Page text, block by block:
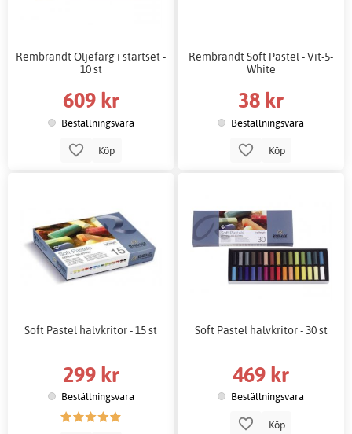
Rembrandt Oljefärg i startset -
10 st
609 kr
Beställningsvara
Köp
Rembrandt Soft Pastel - Vit-5-
White
38 kr
Beställningsvara
Köp
Soft Pastel halvkritor - 15 st
299 kr
Beställningsvara
Soft Pastel halvkritor - 30 st
469 kr
Beställningsvara
Köp